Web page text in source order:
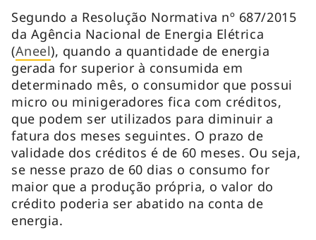
Segundo a Resolução Normativa nº 687/2015
da Agência Nacional de Energia Elétrica
(Aneel), quando a quantidade de energia
gerada for superior à consumida em
determinado mês, o consumidor que possui
micro ou minigeradores fica com créditos,
que podem ser utilizados para diminuir a
fatura dos meses seguintes. O prazo de
validade dos créditos é de 60 meses. Ou seja,
se nesse prazo de 60 dias o consumo for
maior que a produção própria, o valor do
crédito poderia ser abatido na conta de
energia.